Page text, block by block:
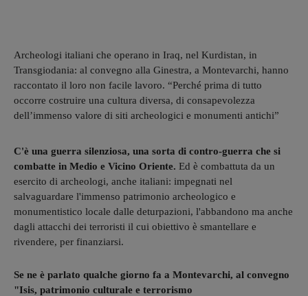
Archeologi italiani che operano in Iraq, nel Kurdistan, in
Transgiodania: al convegno alla Ginestra, a Montevarchi, hanno
raccontato il loro non facile lavoro. “Perché prima di tutto
occorre costruire una cultura diversa, di consapevolezza
dell’immenso valore di siti archeologici e monumenti antichi”
C'è una guerra silenziosa, una sorta di contro-guerra che si
combatte in Medio e Vicino Oriente. Ed è combattuta da un
esercito di archeologi, anche italiani: impegnati nel
salvaguardare l'immenso patrimonio archeologico e
monumentistico locale dalle deturpazioni, l'abbandono ma anche
dagli attacchi dei terroristi il cui obiettivo è smantellare e
rivendere, per finanziarsi.
Se ne è parlato qualche giorno fa a Montevarchi, al convegno
"Isis, patrimonio culturale e terrorismo